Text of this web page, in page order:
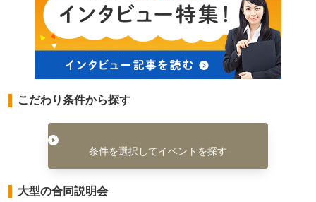
こだわり条件から探す
条件を選択してイベントを探す
大型の合同説明会